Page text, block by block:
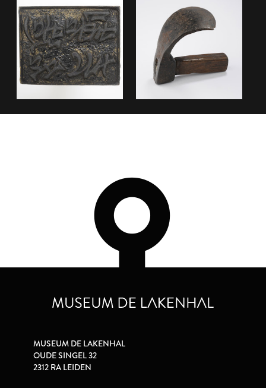
MUSEUM DE LAKENHAL
OUDE SINGEL 32
2312 RA LEIDEN